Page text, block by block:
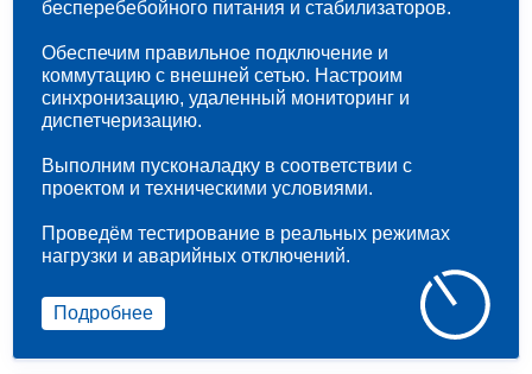
бесперебебойного питания и стабилизаторов.
Обеспечим правильное подключение и
коммутацию с внешней сетью. Настроим
синхронизацию, удаленный мониторинг и
диспетчеризацию.
Выполним пусконаладку в соответствии с
проектом и техническими условиями.
Проведём тестирование в реальных режимах
нагрузки и аварийных отключений.
Подробнее